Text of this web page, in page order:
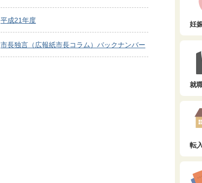
平成21年度
市長独言（広報紙市長コラム）バックナンバー
妊
就
転